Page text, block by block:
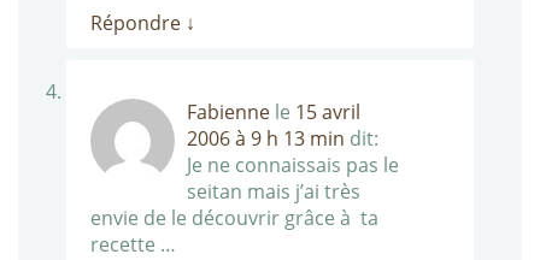
Répondre ↓
Fabienne le 15 avril
2006 à 9 h 13 min dit:
Je ne connaissais pas le
seitan mais j’ai très
envie de le découvrir grâce à ta
recette …